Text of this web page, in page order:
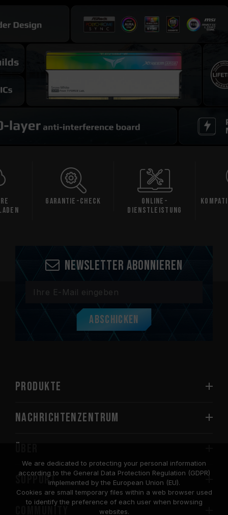
Garantie-Check
Online-
Dienstleistung
Newsletter abonnieren
Abschicken
PRODUKTE
Nachrichtenzentrum
SUPPORT
COMMUNITY
We are dedicated to protecting your personal information
according to the General Data Protection Regulation (GDPR)
implemented by the European Union (EU).
Cookies are small temporary files within a web browser used
to identify the preference of each user when browsing
websites.